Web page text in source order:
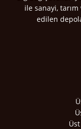
ile sanayi,
edilen